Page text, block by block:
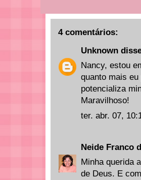
4 comentários:
Unknown
Nancy, estou
quanto mais
potencializa
Maravilhoso!
ter. abr. 07,
Neide Franco
Minha querida
de Deus. E